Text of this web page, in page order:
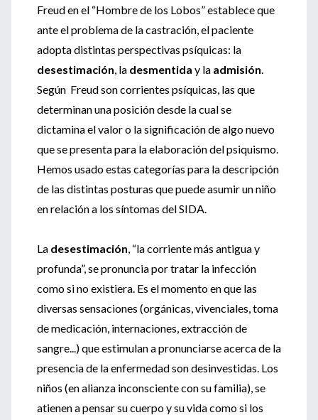
Freud en el “Hombre de los Lobos” establece que
ante el problema de la castración, el paciente
adopta distintas perspectivas psíquicas: la
desestimación, la desmentida y la admisión.
Según Freud son corrientes psíquicas, las que
determinan una posición desde la cual se
dictamina el valor o la significación de algo nuevo
que se presenta para la elaboración del psiquismo.
Hemos usado estas categorías para la descripción
de las distintas posturas que puede asumir un niño
en relación a los síntomas del SIDA.
La desestimación, “la corriente más antigua y
profunda”, se pronuncia por tratar la infección
como si no existiera. Es el momento en que las
diversas sensaciones (orgánicas, vivenciales, toma
de medicación, internaciones, extracción de
sangre...) que estimulan a pronunciarse acerca de la
presencia de la enfermedad son desinvestidas. Los
niños (en alianza inconsciente con su familia), se
atienen a pensar su cuerpo y su vida como si los